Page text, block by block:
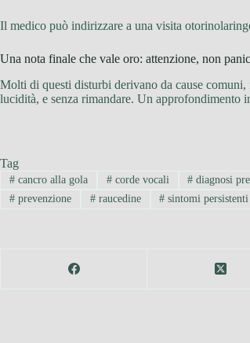
Il medico può indirizzare a una visita
Una nota finale che vale oro: attenzione, non
Molti di questi disturbi derivano da cause
lucidità, e senza rimandare. Un approfondimento
Tag
#cancro alla gola #corde vocali # diagnosi
#prevenzione #raucedine # sintomi persistenti